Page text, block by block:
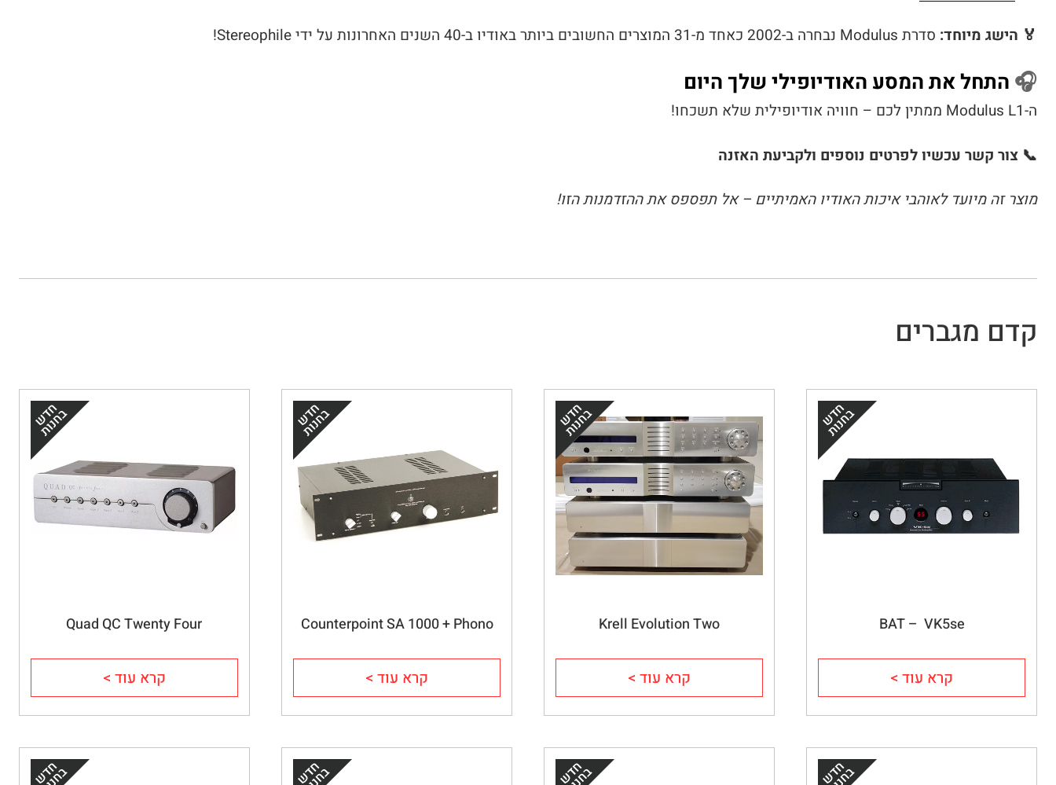
🏅 הישג מיוחד: סדרת Modulus נבחרה ב-2002 כאחד מ-31 המוצרים החשובים ביותר באודיו ב-40 השנים האחרונות על ידי Stereophile!
🎧 התחל את המסע האודיופילי שלך היום
ה-Modulus L1 ממתין לכם – חוויה אודיופילית שלא תשכחו!
📞 צור קשר עכשיו לפרטים נוספים ולקביעת האזנה
מוצר זה מיועד לאוהבי איכות האודיו האמיתיים – אל תפספס את ההזדמנות הזו!
קדם מגברים
BAT –  VK5se
קרא עוד >
Krell Evolution Two
קרא עוד >
Counterpoint SA 1000 + Phono
קרא עוד >
Quad QC Twenty Four
קרא עוד >